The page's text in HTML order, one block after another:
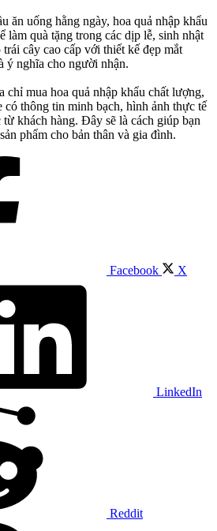
ăn uống hằng ngày, hoa quả nhập khẩu
làm quà tặng trong các dịp lễ, sinh nhật
cây cao cấp với thiết kế đẹp mắt
ý nghĩa cho người nhận.
chỉ mua hoa quả nhập khẩu chất lượng,
thông tin minh bạch, hình ảnh thực tế
khách hàng. Đây sẽ là cách giúp bạn
phẩm cho bản thân và gia đình.
Facebook X
LinkedIn
Reddit